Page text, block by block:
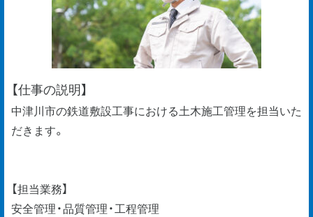
【仕事の説明】
中津川市の鉄道敷設工事における土木施工管理を担当いた
だきます。
【担当業務】
安全管理・品質管理・工程管理